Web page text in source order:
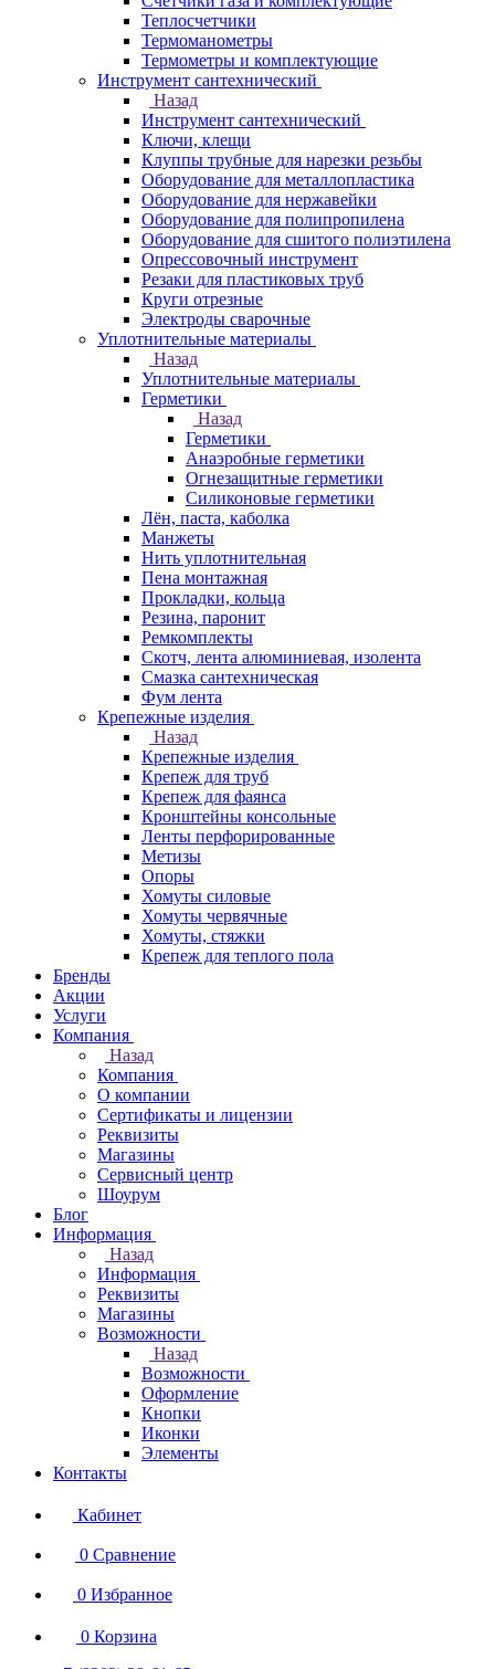
Теплосчетчики
Термоманометры
Термометры и комплектующие
Инструмент сантехнический
Назад
Инструмент сантехнический
Ключи, клещи
Клуппы трубные для нарезки резьбы
Оборудование для металлопластика
Оборудование для нержавейки
Оборудование для полипропилена
Оборудование для сшитого полиэтилена
Опрессовочный инструмент
Резаки для пластиковых труб
Круги отрезные
Электроды сварочные
Уплотнительные материалы
Назад
Уплотнительные материалы
Герметики
Назад
Герметики
Анаэробные герметики
Огнезащитные герметики
Силиконовые герметики
Лён, паста, каболка
Манжеты
Нить уплотнительная
Пена монтажная
Прокладки, кольца
Резина, паронит
Ремкомплекты
Скотч, лента алюминиевая, изолента
Смазка сантехническая
Фум лента
Крепежные изделия
Назад
Крепежные изделия
Крепеж для труб
Крепеж для фаянса
Кронштейны консольные
Ленты перфорированные
Метизы
Опоры
Хомуты силовые
Хомуты червячные
Хомуты, стяжки
Крепеж для теплого пола
Бренды
Акции
Услуги
Компания
Назад
Компания
О компании
Сертификаты и лицензии
Реквизиты
Магазины
Сервисный центр
Шоурум
Блог
Информация
Назад
Информация
Реквизиты
Магазины
Возможности
Назад
Возможности
Оформление
Кнопки
Иконки
Элементы
Контакты
Кабинет
0 Сравнение
0 Избранное
0 Корзина